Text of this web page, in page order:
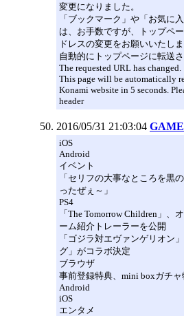
変更になりました。
「ブックマーク」や「お気に
は、お手数ですが、トップペ
ドレスの変更をお願いいたし
自動的にトップページに転送さ
The requested URL has changed.
This page will be automatically
Konami website in 5 seconds.
header
2016/05/31 21:03:04
iOS
Android
イベント
「セリフの大事なところを黒
ったぜぇ～」
PS4
「The Tomorrow Children」、
ーム紹介トレーラーを公開
「ゴジラ対エヴァンゲリオン
グ」がコラボ決定
ブラウザ
事前登録特典、mini boxガチ
Android
iOS
エンタメ